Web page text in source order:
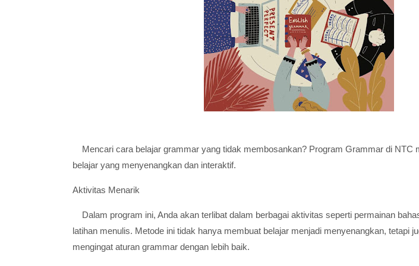
Mencari cara belajar grammar yang tidak membosankan? Program Grammar di NTC
belajar yang menyenangkan dan interaktif.
Aktivitas Menarik
Dalam program ini, Anda akan terlibat dalam berbagai aktivitas seperti permainan
latihan menulis. Metode ini tidak hanya membuat belajar menjadi menyenangkan, tetapi
mengingat aturan grammar dengan lebih baik.